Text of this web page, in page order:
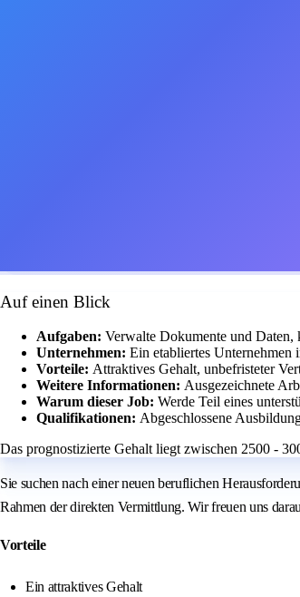
Auf einen Blick
Aufgaben: Verwalte Dokumente und
Unternehmen: Ein etabliertes Unternehmen
Vorteile: Attraktives Gehalt, unbefristeter
Weitere Informationen: Ausgezeichnete
Warum dieser Job: Werde Teil eines
Qualifikationen: Abgeschlossene
Das prognostizierte Gehalt liegt zwischen 2500 -
Sie suchen nach einer neuen beruflichen
Rahmen der direkten Vermittlung. Wir freuen uns
Vorteile
Ein attraktives Gehalt